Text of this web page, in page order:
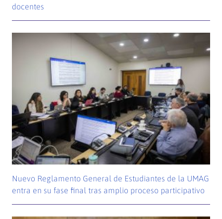
docentes
Nuevo Reglamento General de Estudiantes de la UMAG
entra en su fase final tras amplio proceso participativo